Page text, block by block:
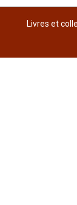
Livres et